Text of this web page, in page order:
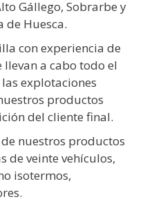
Gállego, Sobrarbe y
de Huesca.
con experiencia de
llevan a cabo todo el
explotaciones
productos
del cliente final.
nuestros productos
de veinte vehículos,
isotermos,